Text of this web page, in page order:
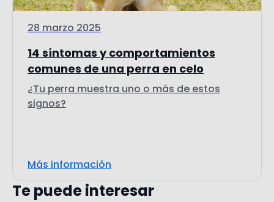
28 marzo 2025
14 síntomas y comportamientos
comunes de una perra en celo
¿Tu perra muestra uno o más de estos
signos?
Más información
Te puede interesar